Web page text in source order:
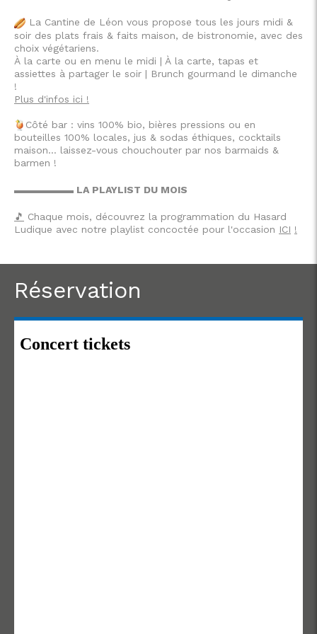
La Cantine de Léon vous propose tous les jours midi &
soir des plats frais & faits maison, de bistronomie, avec des
choix végétariens.
À la carte ou en menu le midi | À la carte, tapas et
assiettes à partager le soir | Brunch gourmand le dimanche
!
Plus d'infos ici !
Côté bar : vins 100% bio, bières pressions ou en
bouteilles 100% locales, jus & sodas éthiques, cocktails
maison… laissez-vous chouchouter par nos barmaids &
barmen !
▬▬▬▬▬▬ LA PLAYLIST DU MOIS
🎵 Chaque mois, découvrez la programmation du Hasard
Ludique avec notre playlist concoctée pour l'occasion ICI !
Réservation